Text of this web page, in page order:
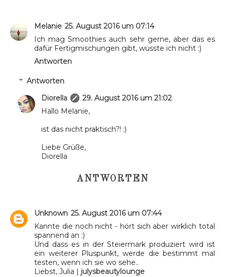
Melanie 25. August 2016 um 07:14
Ich mag Smoothies auch sehr gerne, aber das es
dafür Fertigmischungen gibt, wusste ich nicht :)
Antworten
Antworten
Diorella
29. August 2016 um 21:02
Hallo Melanie,
ist das nicht praktisch?! :)
Liebe Grüße,
Diorella
ANTWORTEN
Unknown 25. August 2016 um 07:44
Kannte die noch nicht - hört sich aber wirklich total
spannend an :)
Und dass es in der Steiermark produziert wird ist
ein weiterer Pluspunkt, werde die bestimmt mal
testen, wenn ich sie wo sehe..
Liebst, Julia | julysbeautylounge